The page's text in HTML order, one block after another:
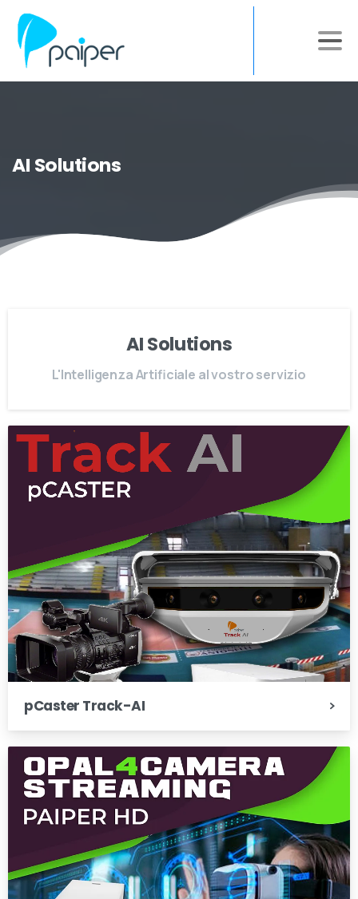
AI Solutions
AI Solutions
L'Intelligenza Artificiale al vostro servizio
pCaster Track-AI